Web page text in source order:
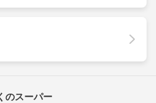
のスーパー